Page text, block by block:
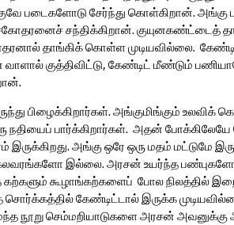
படைகளோடு சேர்ந்து கொள்கிறான்.
சந்திக்கிறான். குயுனகண்ட்டைத்
தாங்கிக் கொள்ள முடியவில்லை.
குத்திவிட்டு, கேண்டிட் மீண்டும்
பிழைக்கிறார்கள். அங்குமிங்கும் உலவிக்
நதியைப் பார்க்கிறார்கள். அதன்
அங்கு ஒரே ஒரு மதம் மட்டுமே
இல்லை. அரசன் உயர்ந்த
கூழாங்கற்களைப் போல நிலத்தில்
கேண்டிட்டால் இருக்க
நூறு செம்மறியாடுகளை அரசன் அவனுக்கு